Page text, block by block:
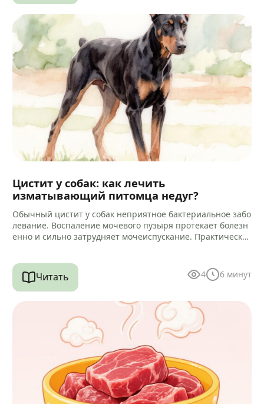
Цистит у собак: как лечить
изматывающий питомца недуг?
Обычный цистит у собак неприятное бактериальное забо
левание. Воспаление мочевого пузыря протекает болезн
енно и сильно затрудняет мочеиспускание. Практически
Читать 4 6 минут